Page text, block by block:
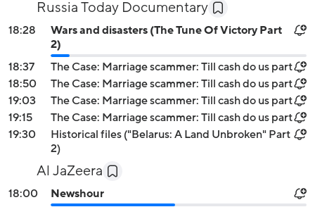
Russia Today Documentary
18:28
Wars and disasters (The Tune Of Victory Part
2)
18:37
The Case: Marriage scammer: Till cash do us part
18:50
The Case: Marriage scammer: Till cash do us part
19:03
The Case: Marriage scammer: Till cash do us part
19:15
The Case: Marriage scammer: Till cash do us part
19:30
Historical files ("Belarus: A Land Unbroken" Part
2)
Al JaZeera
18:00
Newshour